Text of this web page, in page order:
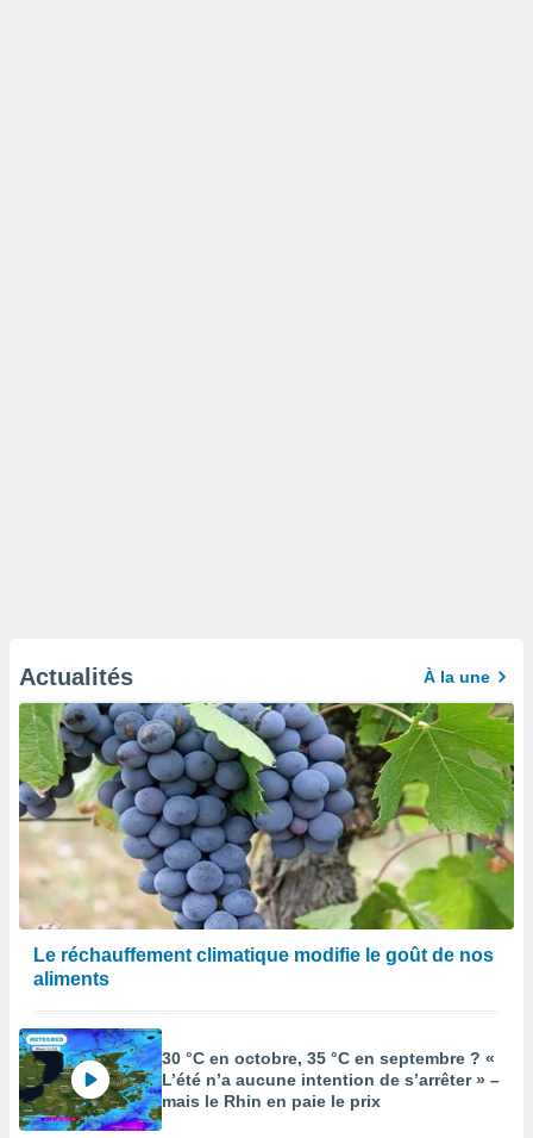
Actualités À la une
Le réchauffement climatique modifie le goût de nos
aliments
30 °C en octobre, 35 °C en septembre ? «
L’été n’a aucune intention de s’arrêter » –
mais le Rhin en paie le prix